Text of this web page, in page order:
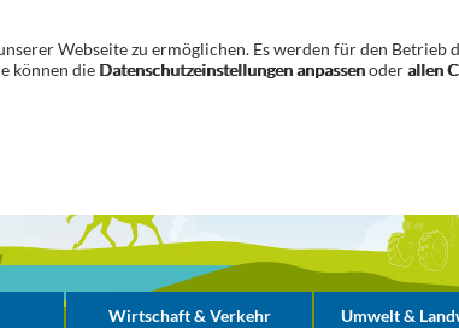
Webseite zu ermöglichen. Es werden für den Betrieb
können die Datenschutzeinstellungen anpassenoderallen
Wirtschaft & Verkehr Umwelt &